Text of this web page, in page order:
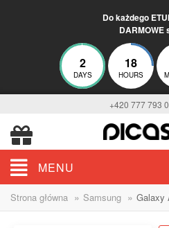
Do każdego
DARMOWE
2
DAYS
18
HOURS
+420 777 793
MENU
Strona główna » Samsung » Galaxy